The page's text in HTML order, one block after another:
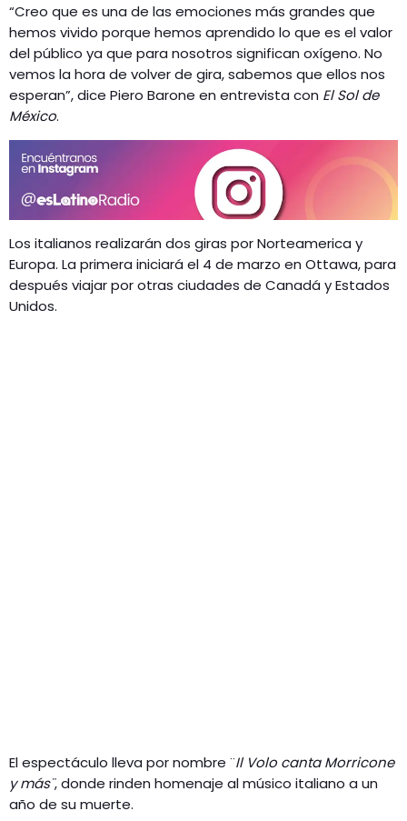
“Creo que es una de las emociones más grandes que
hemos vivido porque hemos aprendido lo que es el valor
del público ya que para nosotros significan oxígeno. No
vemos la hora de volver de gira, sabemos que ellos nos
esperan”, dice Piero Barone en entrevista con El Sol de
México.
Los italianos realizarán dos giras por Norteamerica y
Europa. La primera iniciará el 4 de marzo en Ottawa, para
después viajar por otras ciudades de Canadá y Estados
Unidos.
El espectáculo lleva por nombre ¨Il Volo canta Morricone
y más¨, donde rinden homenaje al músico italiano a un
año de su muerte.